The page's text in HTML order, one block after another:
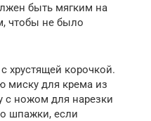
быть мягким на
чтобы не было
хрустящей корочкой.
миску для крема из
с ножом для нарезки
шпажки, если